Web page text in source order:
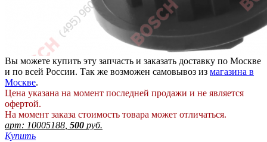
Вы можете купить эту запчасть и заказать доставку по Москве
и по всей России. Так же возможен самовывоз из магазина в
Москве.
Цена указана на момент последней продажи и не является
офертой.
На момент заказа стоимость товара может отличаться.
арт: 10005188 500 руб.
Купить